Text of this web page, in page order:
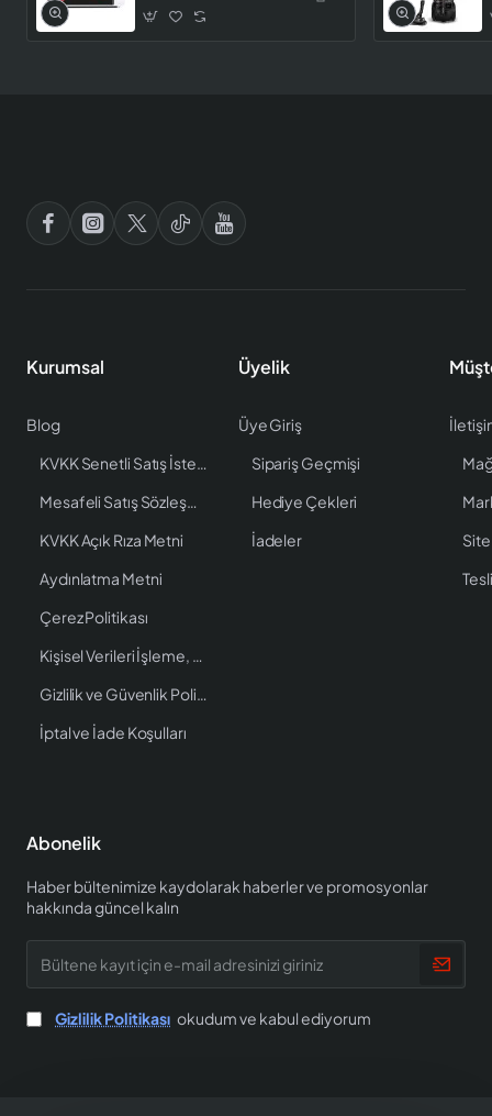
Kurumsal
Blog
KVKK Senetli Satış İstenen Bilgiler
Mesafeli Satış Sözleşmesi
KVKK Açık Rıza Metni
Aydınlatma Metni
Çerez Politikası
Kişisel Verileri İşleme, Saklama ve İmha Politikası
Gizlilik ve Güvenlik Politikası
İptal ve İade Koşulları
Üyelik
Üye Giriş
Sipariş Geçmişi
Hediye Çekleri
İadeler
Site
Abonelik
Haber bültenimize kaydolarak haberler ve promosyonlar
hakkında güncel kalın
kayıt
için
e-
mail
Gizlilik Politikası okudum ve kabul ediyorum